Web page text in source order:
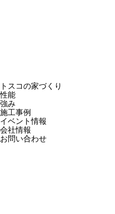
トスコの家づくり
性能
強み
施工事例
イベント情報
会社情報
お問い合わせ